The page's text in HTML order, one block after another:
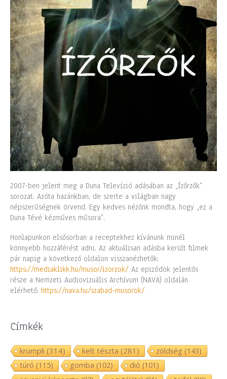
2007-ben jelent meg a Duna Televízió adásában az „Ízőrzők”
sorozat. Azóta hazánkban, de szerte a világban nagy
népszerűségnek örvend. Egy kedves nézőnk mondta, hogy „ez a
Duna Tévé kézműves műsora”.
Honlapunkon elsősorban a receptekhez kívánunk minél
könnyebb hozzáférést adni. Az aktuálisan adásba került filmek
pár napig a következő oldalon visszanézhetők:
https://mediaklikk.hu/musor/izorzok/ Az epizódok jelentős
része a Nemzeti Audiovizuális Archívum (NAVA) oldalán
elérhető: https://nava.hu/szabad-musorok/
Címkék
krumpli(314) kelt tészta(281) zöldség(143)
túró (115) gomba (102) dió (101)